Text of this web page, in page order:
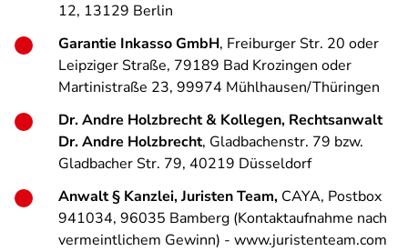
12, 13129 Berlin
Garantie Inkasso GmbH, Freiburger Str. 20 oder
Leipziger Straße, 79189 Bad Krozingen oder
Martinistraße 23, 99974 Mühlhausen/Thüringen
Dr. Andre Holzbrecht & Kollegen, Rechtsanwalt
Dr. Andre Holzbrecht, Gladbachenstr. 79 bzw.
Gladbacher Str. 79, 40219 Düsseldorf
Anwalt § Kanzlei, Juristen Team, CAYA, Postbox
941034, 96035 Bamberg (Kontaktaufnahme nach
vermeintlichem Gewinn) - www.juristenteam.com